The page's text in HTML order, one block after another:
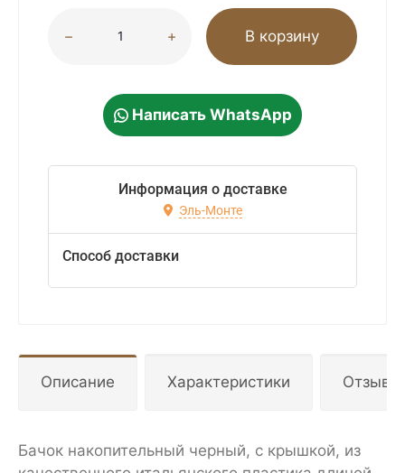
В корзину
Написать WhatsApp
Информация о доставке
Эль-Монте
Способ доставки
Описание Характеристики
Бачок накопительный черный, с крышкой, из